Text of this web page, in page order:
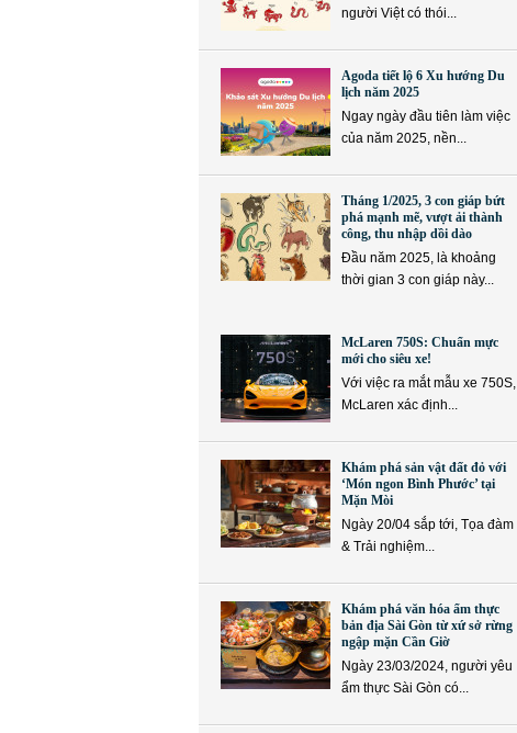
người Việt có thói...
Agoda tiết lộ 6 Xu hướng Du
lịch năm 2025
Ngay ngày đầu tiên làm việc
của năm 2025, nền...
Tháng 1/2025, 3 con giáp bứt
phá mạnh mẽ, vượt ải thành
công, thu nhập dồi dào
Đầu năm 2025, là khoảng
thời gian 3 con giáp này...
McLaren 750S: Chuẩn mực
mới cho siêu xe!
Với việc ra mắt mẫu xe 750S,
McLaren xác định...
Khám phá sản vật đất đỏ với
‘Món ngon Bình Phước’ tại
Mặn Mòi
Ngày 20/04 sắp tới, Tọa đàm
& Trải nghiệm...
Khám phá văn hóa ẩm thực
bản địa Sài Gòn từ xứ sở rừng
ngập mặn Cần Giờ
Ngày 23/03/2024, người yêu
ẩm thực Sài Gòn có...